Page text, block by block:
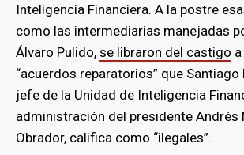
Inteligencia Financiera. A la postre
como las intermediarias manejadas
Álvaro Pulido, se libraron del castigo
“acuerdos reparatorios” que Santiago
jefe de la Unidad de Inteligencia
administración del presidente Andrés
Obrador, califica como “ilegales”.